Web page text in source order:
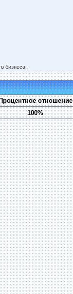
бизнеса.
отношение
100%